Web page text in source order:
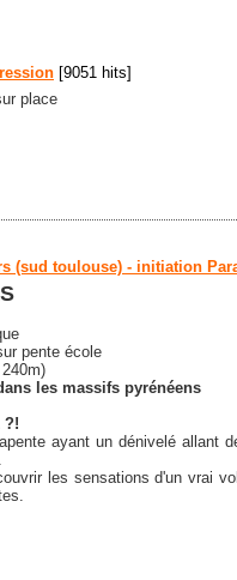
[9051 hits]
place
(sud toulouse) - initiation
pente école
les massifs pyrénéens
?!
ayant un dénivelé allant
les sensations d'un vrai